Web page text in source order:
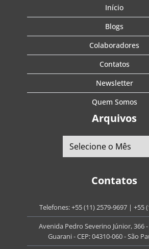
Início
Blogs
Colaboradores
Contatos
Newsletter
Quem Somos
Arquivos
Contatos
Telefones:+55 (11) 2579-9697 | +55
Avenida Pedro Severino Júnior, 366 -
Guarani - CEP: 04310-060 - São